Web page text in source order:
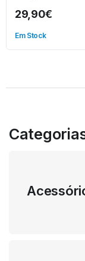
elétricos e medição
energia
29,90€
Em Stock